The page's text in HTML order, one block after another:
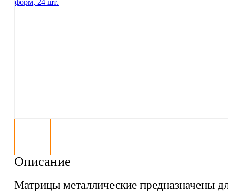
Описание
Матрицы металлические предназначены